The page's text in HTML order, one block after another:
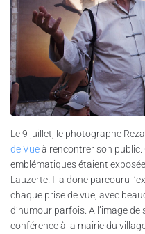
Le 9 juillet, le photographe
de Vueà rencontrer son
emblématiques étaient
Lauzerte. Il a donc parcouru
chaque prise de vue, avec
d’humour parfois. A l’image
conférence à la mairie du